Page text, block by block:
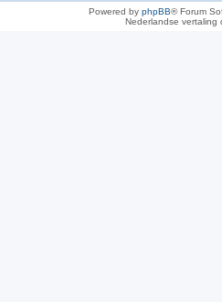
Powered by phpBB® Forum
Nederlandse vertaling